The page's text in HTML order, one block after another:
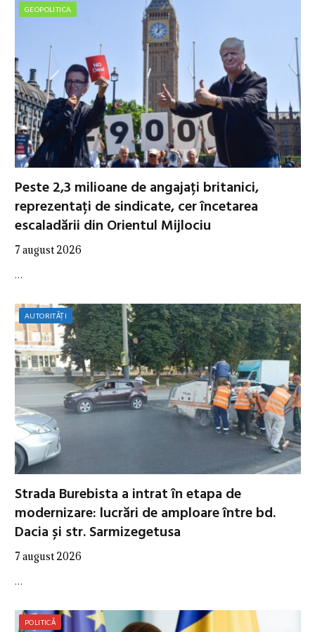
GEOPOLITICA
Peste 2,3 milioane de angajați britanici,
reprezentați de sindicate, cer încetarea
escaladării din Orientul Mijlociu
7 august 2026
…
AUTORITĂȚI
Strada Burebista a intrat în etapa de
modernizare: lucrări de amploare între bd.
Dacia și str. Sarmizegetusa
7 august 2026
…
POLITICĂ